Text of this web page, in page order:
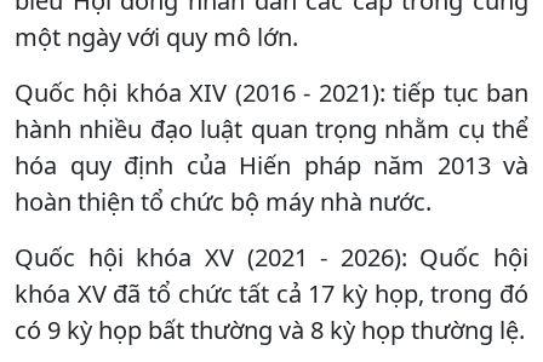
một ngày với quy mô lớn.
Quốc hội khóa XIV (2016 - 2021): tiếp tục ban
hành nhiều đạo luật quan trọng nhằm cụ thể
hóa quy định của Hiến pháp năm 2013 và
hoàn thiện tổ chức bộ máy nhà nước.
Quốc hội khóa XV (2021 - 2026): Quốc hội
khóa XV đã tổ chức tất cả 17 kỳ họp, trong đó
có 9 kỳ họp bất thường và 8 kỳ họp thường lệ.